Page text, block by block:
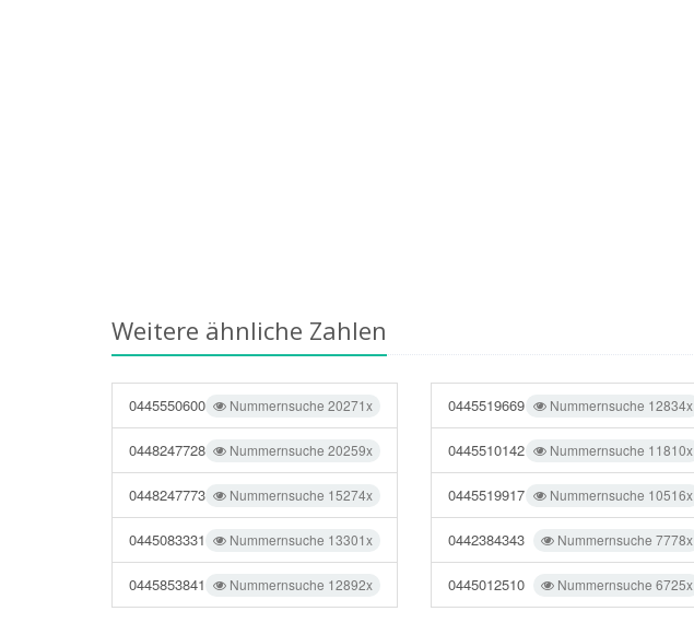
Weitere ähnliche Zahlen
Nummernsuche 20271x
0445550600
Nummernsuche 20259x
0448247728
Nummernsuche 15274x
0448247773
Nummernsuche 13301x
0445083331
Nummernsuche 12892x
0445853841
Nummernsuche 12834x
0445519669
Nummernsuche 11810x
0445510142
Nummernsuche 10516x
0445519917
Nummernsuche 7778x
0442384343
Nummernsuche 6725x
0445012510